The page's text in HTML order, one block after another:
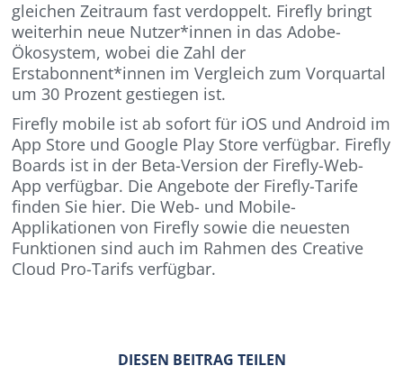
gleichen Zeitraum fast verdoppelt. Firefly bringt
weiterhin neue Nutzer*innen in das Adobe-
Ökosystem, wobei die Zahl der
Erstabonnent*innen im Vergleich zum Vorquartal
um 30 Prozent gestiegen ist.
Firefly mobile ist ab sofort für iOS und Android im
App Store und Google Play Store verfügbar. Firefly
Boards ist in der Beta-Version der Firefly-Web-
App verfügbar. Die Angebote der Firefly-Tarife
finden Sie hier. Die Web- und Mobile-
Applikationen von Firefly sowie die neuesten
Funktionen sind auch im Rahmen des Creative
Cloud Pro-Tarifs verfügbar.
DIESEN BEITRAG TEILEN